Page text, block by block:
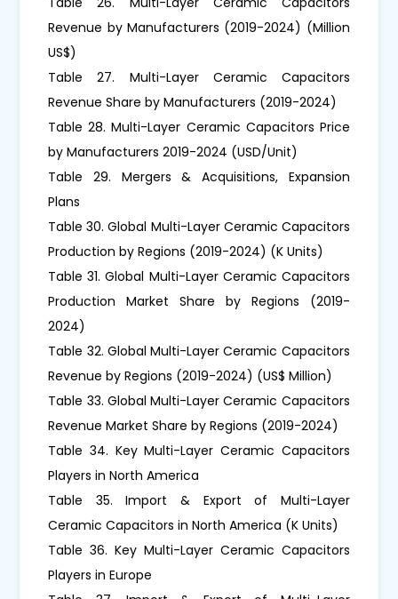
Revenue by Manufacturers (2019-2024) (Million
US$)
Table 27. Multi-Layer Ceramic Capacitors
Revenue Share by Manufacturers (2019-2024)
Table 28. Multi-Layer Ceramic Capacitors Price
by Manufacturers 2019-2024 (USD/Unit)
Table 29. Mergers & Acquisitions, Expansion
Plans
Table 30. Global Multi-Layer Ceramic Capacitors
Production by Regions (2019-2024) (K Units)
Table 31. Global Multi-Layer Ceramic Capacitors
Production Market Share by Regions (2019-
2024)
Table 32. Global Multi-Layer Ceramic Capacitors
Revenue by Regions (2019-2024) (US$ Million)
Table 33. Global Multi-Layer Ceramic Capacitors
Revenue Market Share by Regions (2019-2024)
Table 34. Key Multi-Layer Ceramic Capacitors
Players in North America
Table 35. Import & Export of Multi-Layer
Ceramic Capacitors in North America (K Units)
Table 36. Key Multi-Layer Ceramic Capacitors
Players in Europe